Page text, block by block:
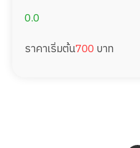
0.0
ราคาเริ่มต้น700 บาท